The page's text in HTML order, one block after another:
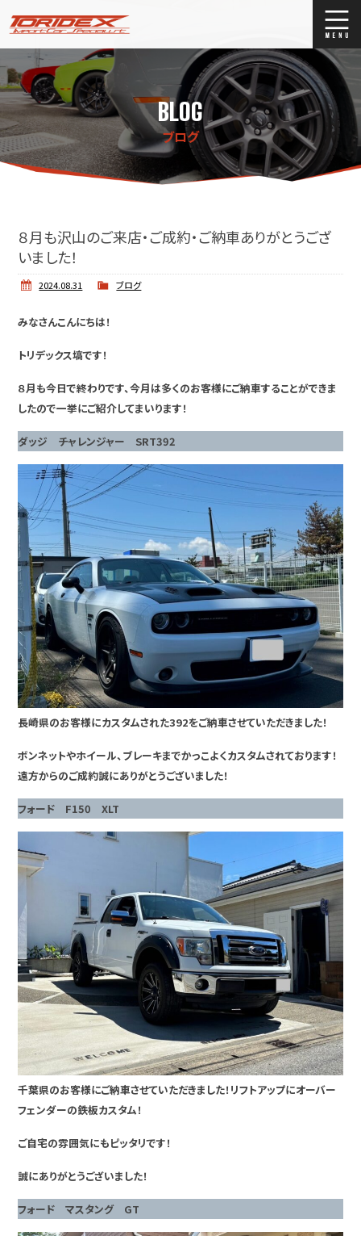
ブログ
Stock list
ストックリスト
買取
BLOG
ブログ
８月も沢山のご来店・ご成約・ご納車ありがとうござ
いました！
2024.08.31 ブログ
みなさんこんにちは！
トリデックス塙です！
８月も今日で終わりです、今月は多くのお客様にご納車することができま
したので一挙にご紹介してまいります！
ダッジ チャレンジャー SRT392
長崎県のお客様にカスタムされた392をご納車させていただきました！
ボンネットやホイール、ブレーキまでかっこよくカスタムされております！
遠方からのご成約誠にありがとうございました！
フォード F150 XLT
千葉県のお客様にご納車させていただきました！リフトアップにオーバー
フェンダーの鉄板カスタム！
ご自宅の雰囲気にもピッタリです！
誠にありがとうございました！
フォード マスタング GT